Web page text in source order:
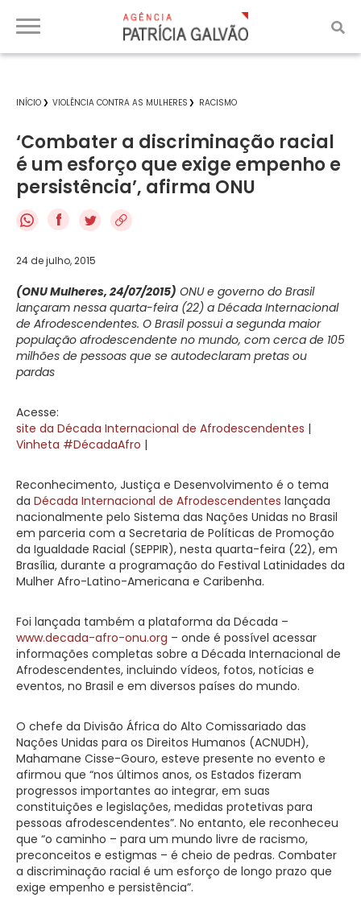
INÍCIO VIOLÊNCIA CONTRA AS MULHERES RACISMO
‘Combater a discriminação racial
é um esforço que exige empenho e
persistência’, afirma ONU
f
24 de julho, 2015
(ONU Mulheres, 24/07/2015) ONU e governo do Brasil
lançaram nessa quarta-feira (22) a Década Internacional
de Afrodescendentes. O Brasil possui a segunda maior
população afrodescendente no mundo, com cerca de 105
milhões de pessoas que se autodeclaram pretas ou
pardas
Acesse:
site da Década Internacional de Afrodescendentes |
Vinheta #DécadaAfro |
Reconhecimento, Justiça e Desenvolvimento é o tema
da Década Internacional de Afrodescendentes lançada
nacionalmente pelo Sistema das Nações Unidas no Brasil
em parceria com a Secretaria de Políticas de Promoção
da Igualdade Racial (SEPPIR), nesta quarta-feira (22), em
Brasília, durante a programação do Festival Latinidades da
Mulher Afro-Latino-Americana e Caribenha.
Foi lançada também a plataforma da Década –
www.decada-afro-onu.org – onde é possível acessar
informações completas sobre a Década Internacional de
Afrodescendentes, incluindo vídeos, fotos, notícias e
eventos, no Brasil e em diversos países do mundo.
O chefe da Divisão África do Alto Comissariado das
Nações Unidas para os Direitos Humanos (ACNUDH),
Mahamane Cisse-Gouro, esteve presente no evento e
afirmou que “nos últimos anos, os Estados fizeram
progressos importantes ao integrar, em suas
constituições e legislações, medidas protetivas para
pessoas afrodescendentes”. No entanto, ele reconheceu
que “o caminho – para um mundo livre de racismo,
preconceitos e estigmas – é cheio de pedras. Combater
a discriminação racial é um esforço de longo prazo que
exige empenho e persistência”.